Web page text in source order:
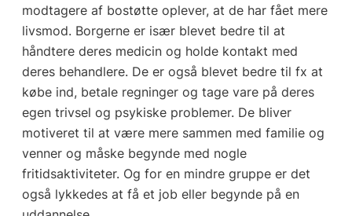
modtagere af bostøtte oplever, at de har fået mere
livsmod. Borgerne er især blevet bedre til at
håndtere deres medicin og holde kontakt med
deres behandlere. De er også blevet bedre til fx at
købe ind, betale regninger og tage vare på deres
egen trivsel og psykiske problemer. De bliver
motiveret til at være mere sammen med familie og
venner og måske begynde med nogle
fritidsaktiviteter. Og for en mindre gruppe er det
også lykkedes at få et job eller begynde på en